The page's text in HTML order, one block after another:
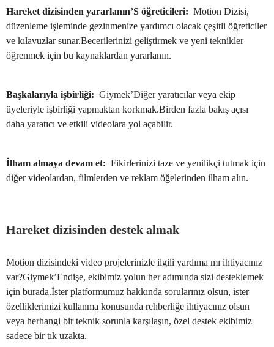
Hareket dizisinden yararlanın’S öğreticileri: Motion Dizisi,
düzenleme işleminde gezinmenize yardımcı olacak çeşitli öğreticiler
ve kılavuzlar sunar.Becerilerinizi geliştirmek ve yeni teknikler
öğrenmek için bu kaynaklardan yararlanın.
Başkalarıyla işbirliği: Giymek’Diğer yaratıcılar veya ekip
üyeleriyle işbirliği yapmaktan korkmak.Birden fazla bakış açısı
daha yaratıcı ve etkili videolara yol açabilir.
İlham almaya devam et: Fikirlerinizi taze ve yenilikçi tutmak için
diğer videolardan, filmlerden ve reklam öğelerinden ilham alın.
Hareket dizisinden destek almak
Motion dizisindeki video projelerinizle ilgili yardıma mı ihtiyacınız
var?Giymek’Endişe, ekibimiz yolun her adımında sizi desteklemek
için burada.İster platformumuz hakkında sorularınız olsun, ister
özelliklerimizi kullanma konusunda rehberliğe ihtiyacınız olsun
veya herhangi bir teknik sorunla karşılaşın, özel destek ekibimiz
sadece bir tık uzakta.